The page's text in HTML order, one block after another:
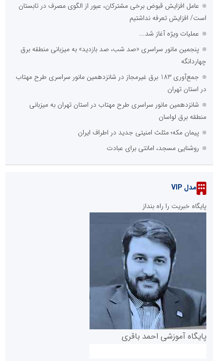
عامل افزایش قبوض برخی مشترکان، عبور از الگوی مصرف در تابستان
است/ افزایش تعرفه نداشتیم
عملیات ویژه آغاز شد...
پنجمین مانور سراسری «صد شب، صد بازدید» به میزبانی منطقه برق
چهاردانگه
جمع‌آوری 183 برق غیرمجاز در شانزدهمین مانور سراسری طرح مهتاب
در استان تهران
شانزدهمین مانور سراسری طرح مهتاب در استان تهران به میزبانی
منطقه برق لواسان
پیمان مکه؛ مثلث امنیتی جدید در اطراف ایران
روشنایی مسجد، امانتی برای عبادت
مدل VIP
پایگاه خبریت را راه بنداز
پایگاه آموزشی احمد باقری